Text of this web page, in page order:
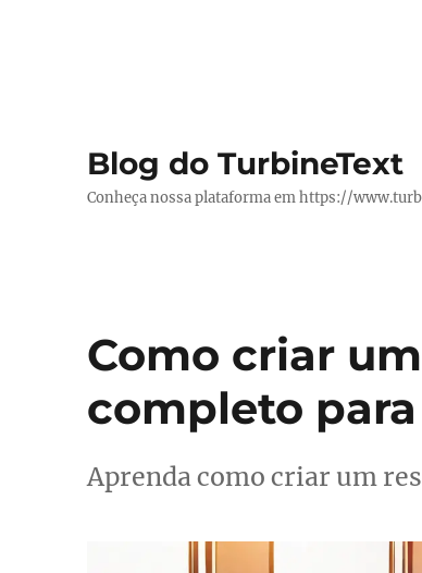
Blog do TurbineText
Conheça nossa plataforma em https://
Como criar
completo
Aprenda como criar um